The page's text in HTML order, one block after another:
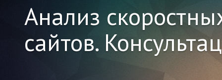
Анализ
сайтов.